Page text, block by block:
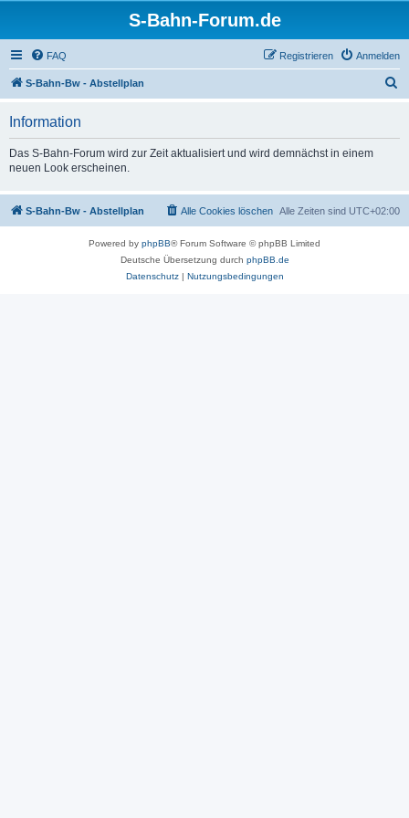
S-Bahn-Forum.de
FAQ Anmelden
Registrieren
S-Bahn-Bw - Abstellplan
Information
Das S-Bahn-Forum wird zur Zeit aktualisiert und wird demnächst in einem
neuen Look erscheinen.
S-Bahn-Bw - Abstellplan Alle Zeiten sind UTC+02:00
Alle Cookies löschen
Powered by phpBB® Forum Software © phpBB Limited
Deutsche Übersetzung durch phpBB.de
Datenschutz| Nutzungsbedingungen